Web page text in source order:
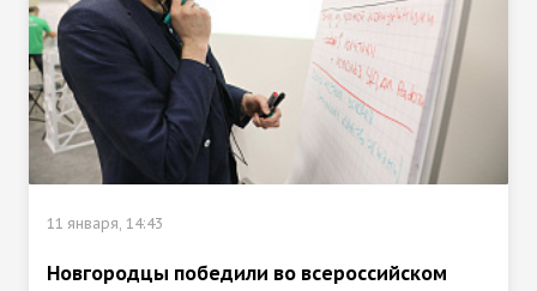
11 января, 14:43
Новгородцы победили во всероссийском